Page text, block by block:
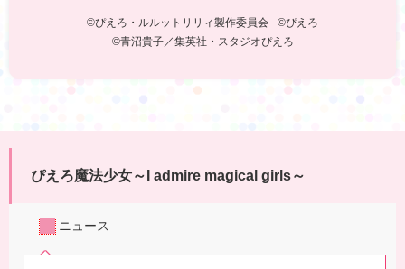
©ぴえろ・ルルットリリィ製作委員会
©ぴえろ
©青沼貴子／集英社・スタジオぴえろ
ぴえろ魔法少女～I admire magical girls～
ニュース